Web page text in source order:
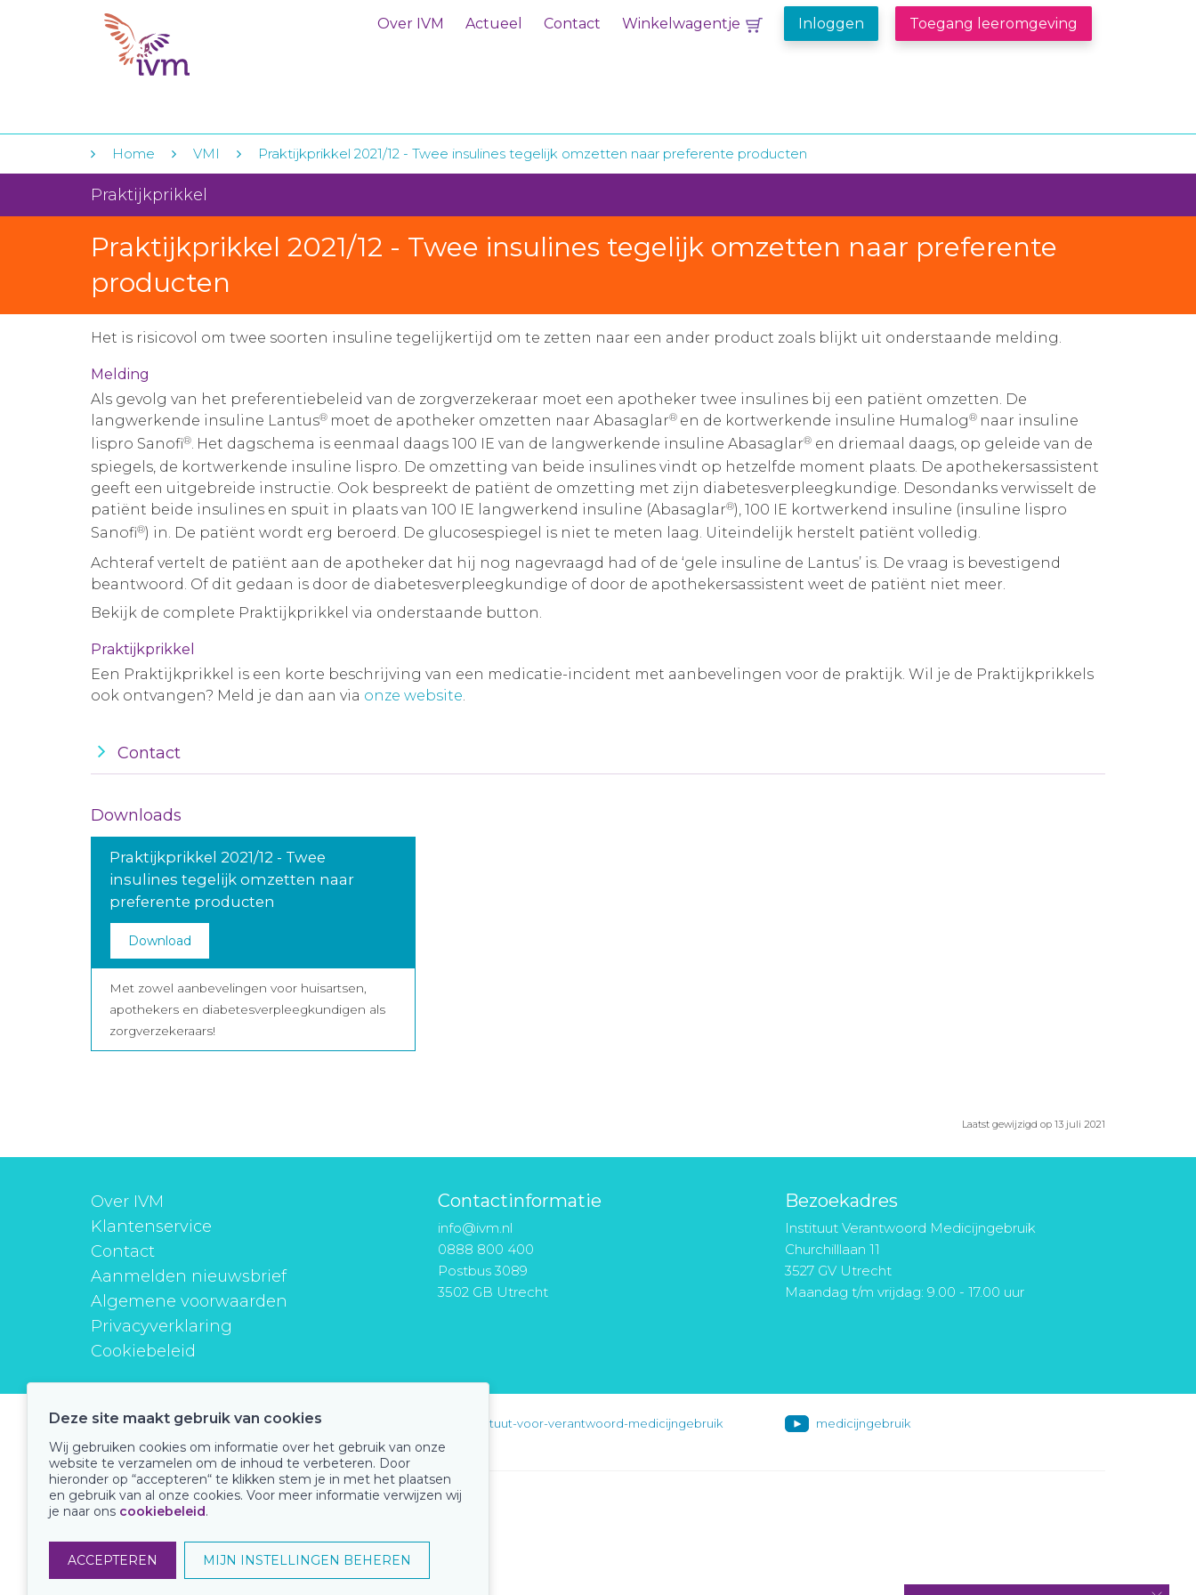
Over IVM Actueel Contact Winkelwagentje Inloggen Toegang leeromgeving
Home VMI Praktijkprikkel 2021/12 - Twee insulines tegelijk omzetten naar preferente producten
Praktijkprikkel
Praktijkprikkel 2021/12 - Twee insulines tegelijk omzetten naar preferente
producten
Het is risicovol om twee soorten insuline tegelijkertijd om te zetten naar een ander product zoals blijkt uit onderstaande melding.
Melding
Als gevolg van het preferentiebeleid van de zorgverzekeraar moet een apotheker twee insulines bij een patiënt omzetten. De
langwerkende insuline Lantus® moet de apotheker omzetten naar Abasaglar® en de kortwerkende insuline Humalog® naar insuline
lispro Sanofi®. Het dagschema is eenmaal daags 100 IE van de langwerkende insuline Abasaglar® en driemaal daags, op geleide van de
spiegels, de kortwerkende insuline lispro. De omzetting van beide insulines vindt op hetzelfde moment plaats. De apothekersassistent
geeft een uitgebreide instructie. Ook bespreekt de patiënt de omzetting met zijn diabetesverpleegkundige. Desondanks verwisselt de
patiënt beide insulines en spuit in plaats van 100 IE langwerkend insuline (Abasaglar®), 100 IE kortwerkend insuline (insuline lispro
Sanofi®) in. De patiënt wordt erg beroerd. De glucosespiegel is niet te meten laag. Uiteindelijk herstelt patiënt volledig.
Achteraf vertelt de patiënt aan de apotheker dat hij nog nagevraagd had of de ‘gele insuline de Lantus’ is. De vraag is bevestigend
beantwoord. Of dit gedaan is door de diabetesverpleegkundige of door de apothekersassistent weet de patiënt niet meer.
Bekijk de complete Praktijkprikkel via onderstaande button.
Praktijkprikkel
Een Praktijkprikkel is een korte beschrijving van een medicatie-incident met aanbevelingen voor de praktijk. Wil je de Praktijkprikkels
ook ontvangen? Meld je dan aan via onze website.
Contact
Downloads
Praktijkprikkel 2021/12 - Twee
insulines tegelijk omzetten naar
preferente producten
Download
Met zowel aanbevelingen voor huisartsen,
apothekers en diabetesverpleegkundigen als
zorgverzekeraars!
Laatst gewijzigd op 13 juli 2021
Over IVM
Klantenservice
Contact
Aanmelden nieuwsbrief
Algemene voorwaarden
Privacyverklaring
Cookiebeleid
Contactinformatie
info@ivm.nl
0888 800 400
Postbus 3089
3502 GB Utrecht
Bezoekadres
Instituut Verantwoord Medicijngebruik
Churchilllaan 11
3527 GV Utrecht
Maandag t/m vrijdag: 9.00 - 17.00 uur
instituutverantwoordmedicijngebruik instituut-voor-verantwoord-medicijngebruik medicijngebruik
Onze keurmerken
Deze site maakt gebruik van cookies
Wij gebruiken cookies om informatie over het gebruik van onze
website te verzamelen om de inhoud te verbeteren. Door
hieronder op “accepteren“ te klikken stem je in met het plaatsen
en gebruik van al onze cookies. Voor meer informatie verwijzen wij
je naar ons cookiebeleid.
ACCEPTEREN MIJN INSTELLINGEN BEHEREN